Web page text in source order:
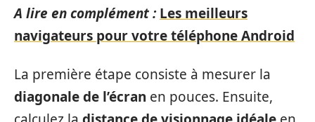
A lire en complément : Les meilleurs
navigateurs pour votre téléphone Android
La première étape consiste à mesurer la
diagonale de l’écran en pouces. Ensuite,